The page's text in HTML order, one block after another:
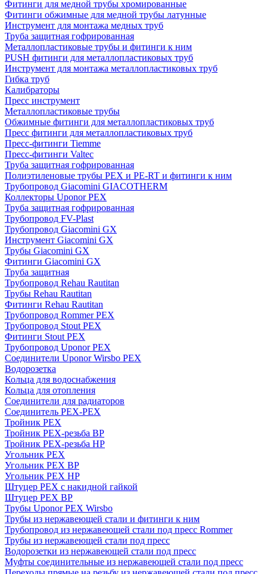
Фитинги для медной трубы хромированные
Фитинги обжимные для медной трубы латунные
Инструмент для монтажа медных труб
Труба защитная гофрированная
Металлопластиковые трубы и фитинги к ним
PUSH фитинги для металлопластиковых труб
Инструмент для монтажа металлопластиковых труб
Гибка труб
Калибраторы
Пресс инструмент
Металлопластиковые трубы
Обжимные фитинги для металлопластиковых труб
Пресс фитинги для металлопластиковых труб
Пресс-фитинги Tiemme
Пресс-фитинги Valtec
Труба защитная гофрированная
Полиэтиленовые трубы PEX и PE-RT и фитинги к ним
Трубопровод Giacomini GIACOTHERM
Коллекторы Uponor PEX
Труба защитная гофрированная
Трубопровод FV-Plast
Трубопровод Giacomini GX
Инструмент Giacomini GX
Трубы Giacomini GX
Фитинги Giacomini GX
Труба защитная
Трубопровод Rehau Rautitan
Трубы Rehau Rautitan
Фитинги Rehau Rautitan
Трубопровод Rommer PEX
Трубопровод Stout PEX
Фитинги Stout PEX
Трубопровод Uponor PEX
Соединители Uponor Wirsbo PEX
Водорозетка
Кольца для водоснабжения
Кольца для отопления
Соединители для радиаторов
Соединитель PEX-PEX
Тройник PEX
Тройник PEX-резьба ВР
Тройник PEX-резьба НР
Угольник PEX
Угольник PEX ВР
Угольник PEX НР
Штуцер PEX c накидной гайкой
Штуцер PEX ВР
Трубы Uponor PEX Wirsbo
Трубы из нержавеющей стали и фитинги к ним
Трубопровод из нержавеющей стали под пресс Rommer
Трубы из нержавеющей стали под пресс
Водорозетки из нержавеющей стали под пресс
Муфты соединительные из нержавеющей стали под пресс